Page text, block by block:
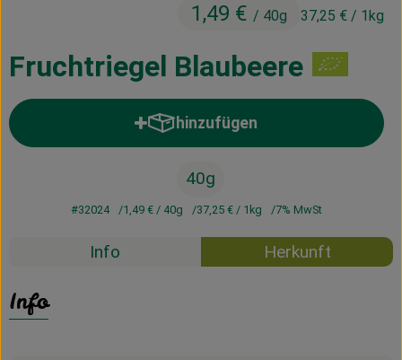
Haus, Garten & Co.
Neues vom Hof
Fruchtriegel Blaubeere
1,49 € / 40g 37,25 € / 1kg
hinzufügen
Produkt zum Warenkorb
40g
#32024 1,49 € / 40g 37,25 € / 1kg 7% MwSt
Info Herkunft
Info